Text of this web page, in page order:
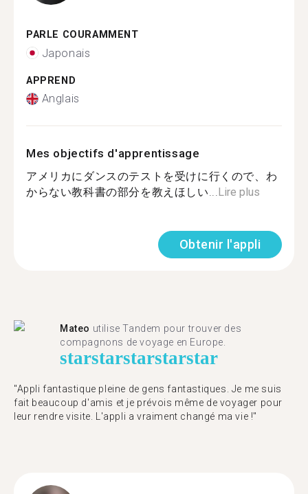
PARLE COURAMMENT
Japonais
APPREND
Anglais
Mes objectifs d'apprentissage
アメリカにダンスのテストを受けに行くので、わ
からない教科書の部分を教えほしい...Lire plus
Obtenir l'appli
Mateo utilise Tandem pour trouver des
compagnons de voyage en Europe.
starstarstarstarstar
"Appli fantastique pleine de gens fantastiques. Je me suis
fait beaucoup d'amis et je prévois même de voyager pour
leur rendre visite. L'appli a vraiment changé ma vie !"